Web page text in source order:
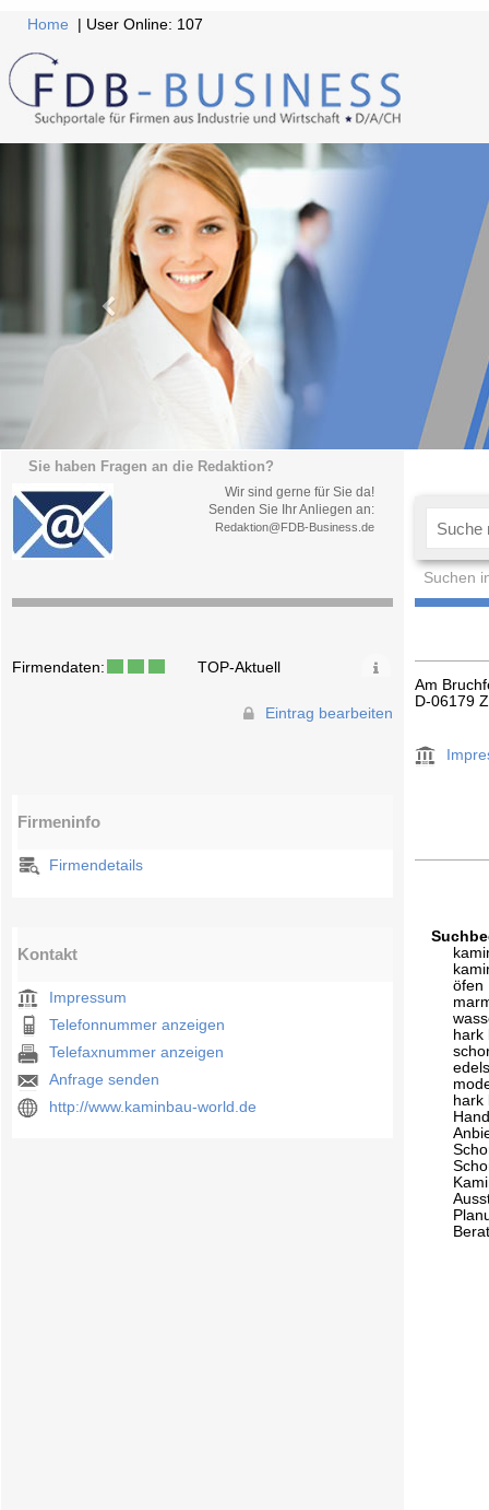
Home | User Online: 107
Sie haben Fragen an die Redaktion?
Wir sind gerne für Sie da!
Senden Sie Ihr Anliegen an:
Redaktion@FDB-Business.de
Suchen
Firmendaten: TOP-Aktuell
Eintrag bearbeiten
Firmeninfo
Firmendetails
Kontakt
Impressum
Telefonnummer anzeigen
Telefaxnummer anzeigen
Anfrage senden
http://www.kaminbau-world.de
Am
D-06179
öfen
hark
hark